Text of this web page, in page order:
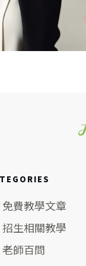
免費教學文章
招生相關教學
老師百問